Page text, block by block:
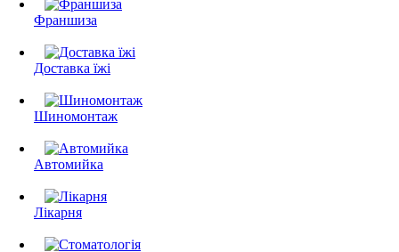
Франшиза
Доставка їжі
Шиномонтаж
Автомийка
Лікарня